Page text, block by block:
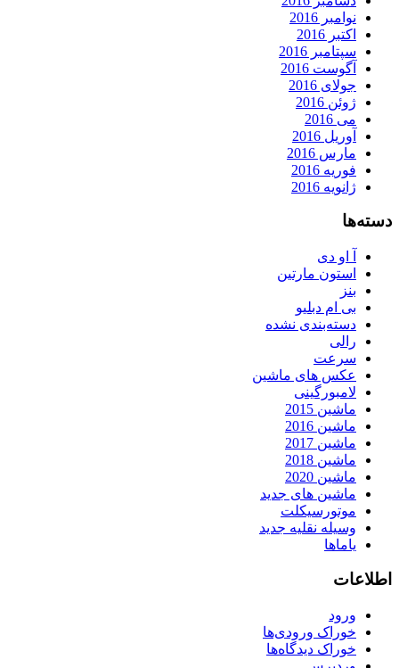
نوامبر 2016
اکتبر 2016
سپتامبر 2016
آگوست 2016
جولای 2016
ژوئن 2016
می 2016
آوریل 2016
مارس 2016
فوریه 2016
ژانویه 2016
دسته‌ها
آ او دی
استون مارتین
بنز
بی ام دبلیو
دسته‌بندی نشده
رالی
سرعت
عکس های ماشین
لامبورگینی
ماشین 2015
ماشین 2016
ماشین 2017
ماشین 2018
ماشین 2020
ماشین های جدید
موتورسیکلت
وسیله نقلیه جدید
یاماها
اطلاعات
ورود
خوراک ورودی‌ها
خوراک دیدگاه‌ها